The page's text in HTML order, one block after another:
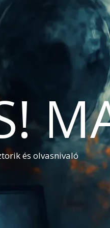
és olvasnivaló